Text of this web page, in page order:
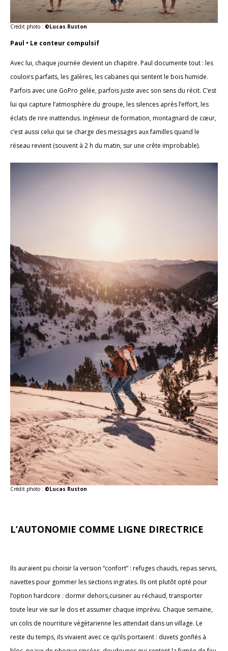
Crédit photo : ©Lucas Ruston
Paul • Le conteur compulsif
Avec lui, chaque journée devient un chapitre. Paul documente tout : les
couloirs parfaits, les galères, les cabanes qui sentent le bois humide.
Parfois avec une GoPro gelée, parfois juste avec son sens du récit. C’est
lui qui capture l’atmosphère du groupe, les silences après l’effort, les
éclats de rire inattendus. Ingénieur de formation, montagnard de cœur,
c’est aussi celui qui se charge des messages aux familles quand le
réseau revient (souvent à 2 h du matin, sur une crête improbable).
Crédit photo : ©Lucas Ruston
L’AUTONOMIE COMME LIGNE DIRECTRICE
Ils auraient pu choisir la version “confort” : refuges chauds, repas servis,
navettes pour gommer les sections ingrates. Ils ont plutôt opté pour
l’option hardcore : dormir dehors,cuisiner au réchaud, transporter
toute leur vie sur le dos et assumer chaque imprévu. Chaque semaine,
un colis de nourriture végétarienne les attendait dans un village. Le
reste du temps, ils vivaient avec ce qu’ils portaient : duvets gonflés à